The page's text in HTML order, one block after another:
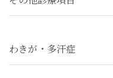
わきが・多汗症